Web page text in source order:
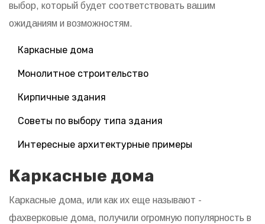
выбор, который будет соответствовать вашим
ожиданиям и возможностям.
Каркасные дома
Монолитное строительство
Кирпичные здания
Советы по выбору типа здания
Интересные архитектурные примеры
Каркасные дома
Каркасные дома, или как их еще называют -
фахверковые дома, получили огромную популярность в